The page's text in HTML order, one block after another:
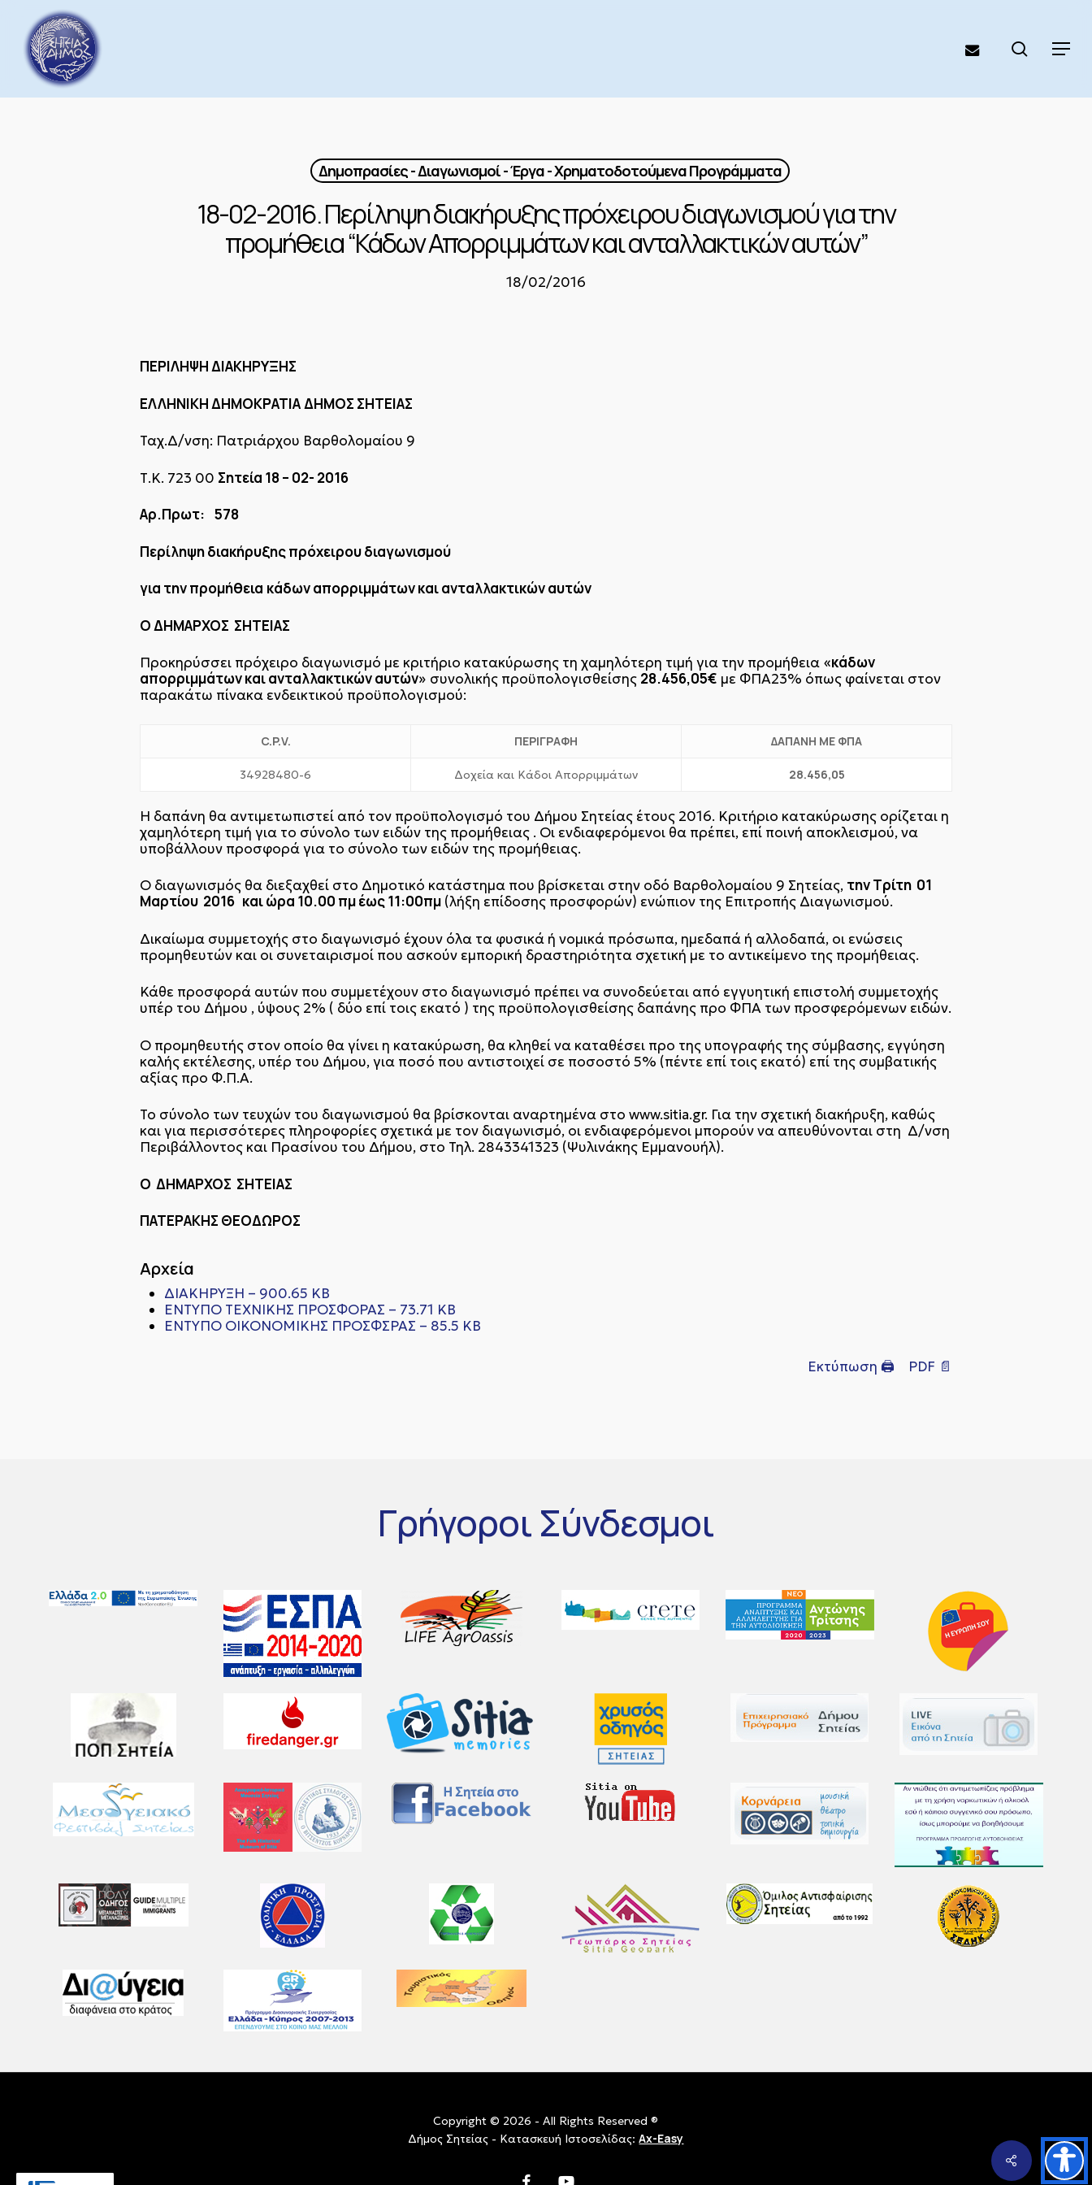
main
content
Menu
email search
Δημοπρασίες - Διαγωνισμοί - Έργα - Χρηματοδοτούμενα Προγράμματα
18-02-2016. Περίληψη διακήρυξης πρόχειρου διαγωνισμού για την
προμήθεια “Κάδων Απορριμμάτων και ανταλλακτικών αυτών”
18/02/2016
ΠΕΡΙΛΗΨΗ ΔΙΑΚΗΡΥΞΗΣ
ΕΛΛΗΝΙΚΗ ΔΗΜΟΚΡΑΤΙΑ ΔΗΜΟΣ ΣΗΤΕΙΑΣ
Ταχ.Δ/νση: Πατριάρχου Βαρθολομαίου 9
Τ.Κ. 723 00 Σητεία 18 – 02- 2016
Αρ.Πρωτ: 578
Περίληψη διακήρυξης πρόχειρου διαγωνισμού
για την προμήθεια κάδων απορριμμάτων και ανταλλακτικών αυτών
Ο ΔΗΜΑΡΧΟΣ ΣΗΤΕΙΑΣ
Προκηρύσσει πρόχειρο διαγωνισμό με κριτήριο κατακύρωσης τη χαμηλότερη τιμή για την προμήθεια «κάδων
απορριμμάτων και ανταλλακτικών αυτών» συνολικής προϋπολογισθείσης 28.456,05€ με ΦΠΑ23% όπως φαίνεται στον
παρακάτω πίνακα ενδεικτικού προϋπολογισμού:
C.P.V. ΠΕΡΙΓΡΑΦΗ ΔΑΠΑΝΗ ΜΕ ΦΠΑ
34928480-6 Δοχεία και Κάδοι Απορριμμάτων 28.456,05
Η δαπάνη θα αντιμετωπιστεί από τον προϋπολογισμό του Δήμου Σητείας έτους 2016. Κριτήριο κατακύρωσης ορίζεται η
χαμηλότερη τιμή για το σύνολο των ειδών της προμήθειας . Οι ενδιαφερόμενοι θα πρέπει, επί ποινή αποκλεισμού, να
υποβάλλουν προσφορά για το σύνολο των ειδών της προμήθειας.
Ο διαγωνισμός θα διεξαχθεί στο Δημοτικό κατάστημα που βρίσκεται στην οδό Βαρθολομαίου 9 Σητείας, την Τρίτη 01
Μαρτίου 2016 και ώρα 10.00 πμ έως 11:00πμ (λήξη επίδοσης προσφορών) ενώπιον της Επιτροπής Διαγωνισμού.
Δικαίωμα συμμετοχής στο διαγωνισμό έχουν όλα τα φυσικά ή νομικά πρόσωπα, ημεδαπά ή αλλοδαπά, οι ενώσεις
προμηθευτών και οι συνεταιρισμοί που ασκούν εμπορική δραστηριότητα σχετική με το αντικείμενο της προμήθειας.
Κάθε προσφορά αυτών που συμμετέχουν στο διαγωνισμό πρέπει να συνοδεύεται από εγγυητική επιστολή συμμετοχής
υπέρ του Δήμου , ύψους 2% ( δύο επί τοις εκατό ) της προϋπολογισθείσης δαπάνης προ ΦΠΑ των προσφερόμενων ειδών.
Ο προμηθευτής στον οποίο θα γίνει η κατακύρωση, θα κληθεί να καταθέσει προ της υπογραφής της σύμβασης, εγγύηση
καλής εκτέλεσης, υπέρ του Δήμου, για ποσό που αντιστοιχεί σε ποσοστό 5% (πέντε επί τοις εκατό) επί της συμβατικής
αξίας προ Φ.Π.Α.
Το σύνολο των τευχών του διαγωνισμού θα βρίσκονται αναρτημένα στο www.sitia.gr. Για την σχετική διακήρυξη, καθώς
και για περισσότερες πληροφορίες σχετικά με τον διαγωνισμό, οι ενδιαφερόμενοι μπορούν να απευθύνονται στη Δ/νση
Περιβάλλοντος και Πρασίνου του Δήμου, στο Τηλ. 2843341323 (Ψυλινάκης Εμμανουήλ).
Ο ΔΗΜΑΡΧΟΣ ΣΗΤΕΙΑΣ
ΠΑΤΕΡΑΚΗΣ ΘΕΟΔΩΡΟΣ
Αρχεία
ΔΙΑΚΗΡΥΞΗ – 900.65 KB
ΕΝΤΥΠΟ ΤΕΧΝΙΚΗΣ ΠΡΟΣΦΟΡΑΣ – 73.71 KB
ΕΝΤΥΠΟ ΟΙΚΟΝΟΜΙΚΗΣ ΠΡΟΣΦΣΡΑΣ – 85.5 KB
Εκτύπωση 🖨 PDF 📄
Γρήγοροι Σύνδεσμοι
Share
Copyright © 2026 - All Rights Reserved ®
Δήμος Σητείας - Κατασκευή Ιστοσελίδας:Ax-Easy
facebookyoutube